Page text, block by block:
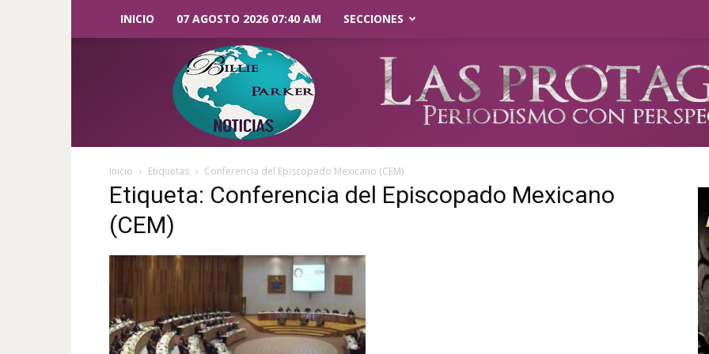
INICIO 07 AGOSTO 2026 07:40 AM SECCIONES
Parker
Noticias
Inicio Etiquetas Conferencia del Episcopado Mexicano (CEM)
Etiqueta: Conferencia del Episcopado Mexicano
(CEM)